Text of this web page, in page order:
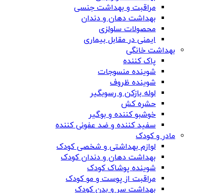
مراقبت و بهداشت جنسی
بهداشت دهان و دندان
محصولات سلولزی
ایمنی در مقابل بیماری
بهداشت خانگی
پاک کننده
شوینده منسوجات
شوینده ظروف
لوله بازکن و رسوبگیر
حشره کش
خوشبو کننده و بوگیر
سفید کننده و ضد عفونی کننده
مادر و کودک
لوازم بهداشتی و شخصی کودک
بهداشت دهان و دندان کودک
شوینده پوشاک کودک
مراقبت از پوست و مو کودک
بهداشت سر و بدن کودک